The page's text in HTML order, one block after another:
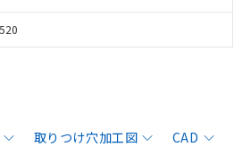
取りつけ穴加工図
CAD